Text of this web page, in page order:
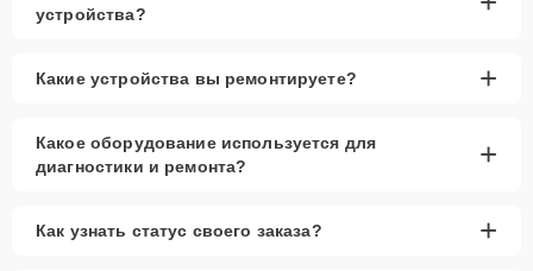
устройства?
Какие устройства вы ремонтируете? +
Какое оборудование используется для
диагностики и ремонта?
+
Как узнать статус своего заказа? +